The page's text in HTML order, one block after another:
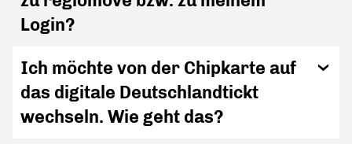
Login?
Ich möchte von der Chipkarte auf
das digitale Deutschlandtickt
wechseln. Wie geht das?